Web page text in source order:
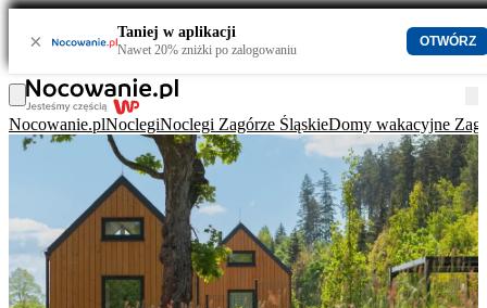
× Taniej w aplikacji
Nawet 20% zniżki po zalogowaniu
OTWÓRZ
Nocowanie.plNoclegiNoclegi Zagórze ŚląskieDomy wakacyjne